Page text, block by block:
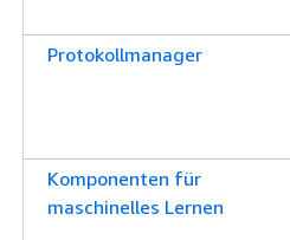
Protokollmanager
Komponenten für
maschinelles Lernen